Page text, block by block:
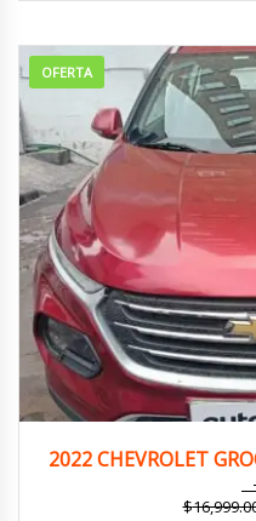
OFERTA
2022 CHEVROLET
$